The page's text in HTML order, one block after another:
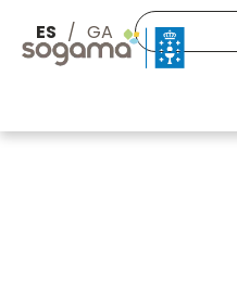
Pasar al contenido principal
ES
GA Buscar
Imaxe